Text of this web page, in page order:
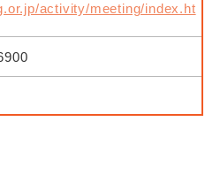
activity/meeting/index.ht